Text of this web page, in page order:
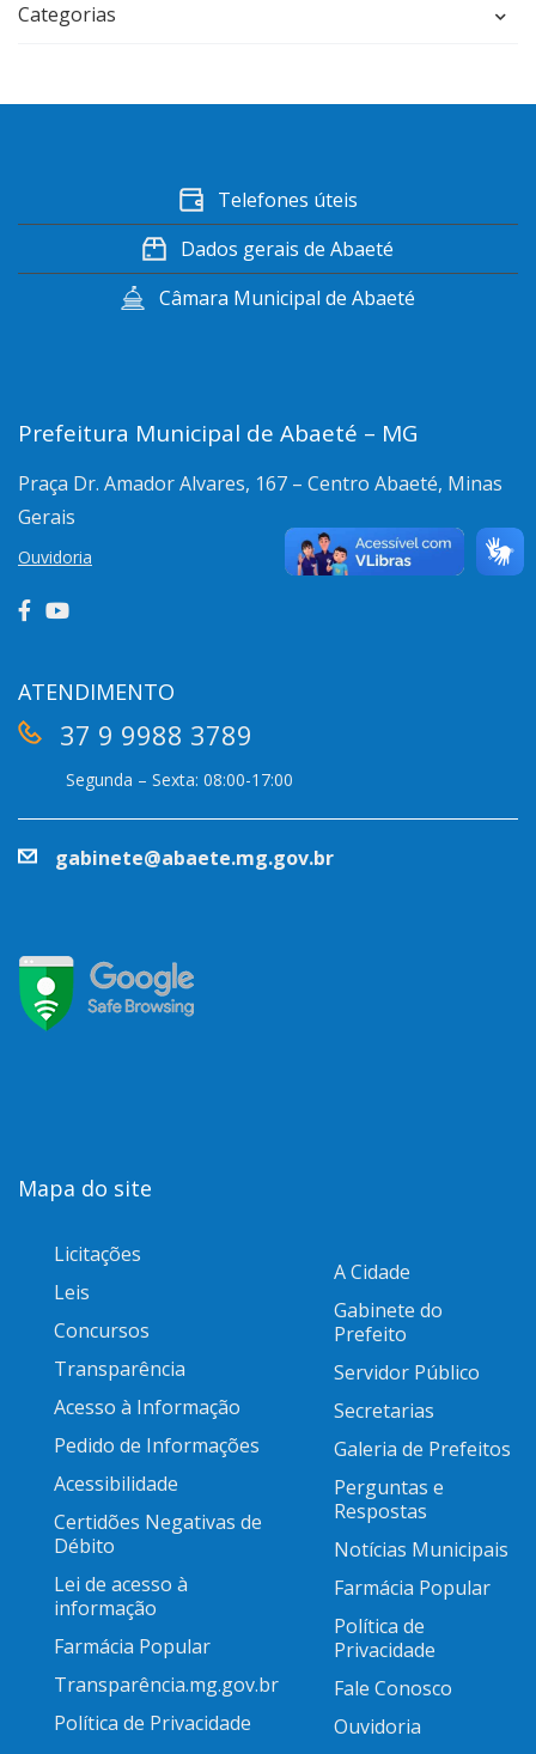
Categorias
Telefones úteis
Dados gerais de Abaeté
Câmara Municipal de Abaeté
Prefeitura Municipal de Abaeté – MG
Praça Dr. Amador Alvares, 167 – Centro Abaeté, Minas
Gerais
Ouvidoria
ATENDIMENTO
37 9 9988 3789
Segunda – Sexta: 08:00-17:00
gabinete@abaete.mg.gov.br
Mapa do site
Licitações
Leis
Concursos
Transparência
Acesso à Informação
Pedido de Informações
Acessibilidade
Certidões Negativas de
Débito
Lei de acesso à
informação
Farmácia Popular
Transparência.mg.gov.br
Política de Privacidade
A Cidade
Gabinete do
Prefeito
Servidor Público
Secretarias
Galeria de Prefeitos
Perguntas e
Respostas
Notícias Municipais
Farmácia Popular
Política de
Privacidade
Fale Conosco
Ouvidoria